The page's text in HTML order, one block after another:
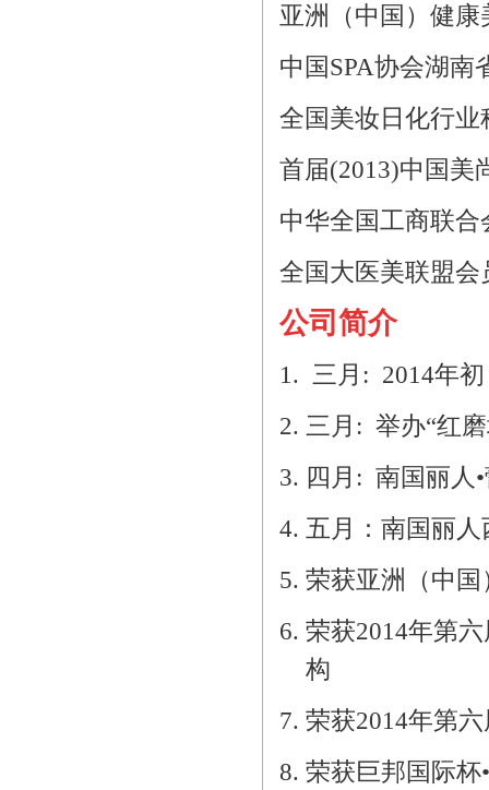
亚洲（中国）健
中国 SPA协会湖南
全国美妆日化行业
首届(2013)中国美
中华全国工商联
全国大医美联盟会
公司简介
1. 三月 : 2014年
2. 三月 : 举办“红
3. 四月 : 南国丽人
4. 五月：南国丽
5. 荣获亚洲（中
6. 荣获2014年第
构
7. 荣获2014年第
8. 荣获巨邦国际